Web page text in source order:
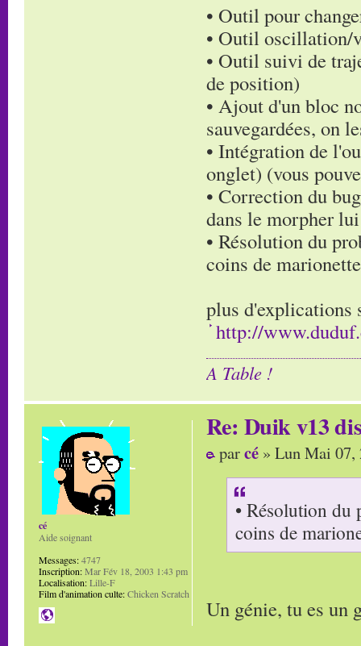
• Outil pour
• Outil oscillation/
• Outil suivi de
de position)
• Ajout d'un bloc
sauvegardées, on
• Intégration de
onglet) (vous
• Correction du
dans le morpher
• Résolution du
coins de marionette
plus d'explications
http://
A Table !
Re: Duik v13
parcé » Lun Mai 07,
• Résolution du
coins de
Un génie, tu es un
cé
Aide soignant
Messages:4747
Inscription:Mar Fév 18, 2003 1:43 pm
Localisation:Lille-F
Film d'animation culte:Chicken Scratch